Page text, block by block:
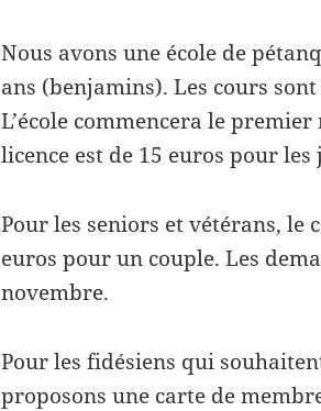
Nous avons une école de
ans (benjamins). Les cours
L’école commencera le
licence est de 15 euros pour les
Pour les seniors et vétérans, le
euros pour un couple. Les
novembre.
Pour les fidésiens qui
proposons une carte de